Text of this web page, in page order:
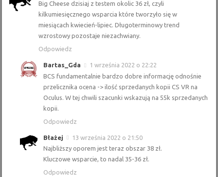
Big Cheese dzisiaj z testem okolic 36 zł, czyli
kilkumiesięcznego wsparcia które tworzyło się w
miesiącach kwiecień-lipiec. Długoterminowy trend
wzrostowy pozostaje niezachwiany.
Odpowiedz
Bartas_Gda
1 września 2022 o 22:22
BCS fundamentalnie bardzo dobre informację odnośnie
przelicznika ocena -> ilość sprzedanych kopii CS VR na
Oculus. W tej chwili szacunki wskazują na 55k sprzedanych
kopii.
Odpowiedz
Błażej
13 września 2022 o 21:50
Najbliższy oporem jest teraz obszar 38 zł.
Kluczowe wsparcie, to nadal 35-36 zł.
Odpowiedz